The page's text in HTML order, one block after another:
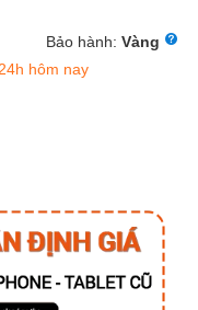
Bảo hành: Vàng
hôm nay